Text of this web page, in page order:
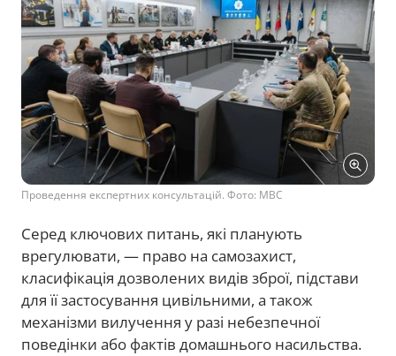
Проведення експертних консультацій. Фото: МВС
Серед ключових питань, які планують
врегулювати, — право на самозахист,
класифікація дозволених видів зброї, підстави
для її застосування цивільними, а також
механізми вилучення у разі небезпечної
поведінки або фактів домашнього насильства.